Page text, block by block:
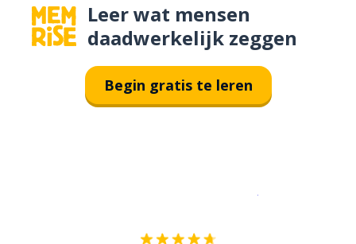
Leer wat mensen
daadwerkelijk zeggen
Begin gratis te leren